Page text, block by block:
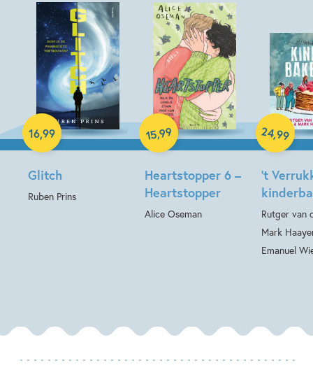
Glitch
Ruben Prins
16,99
Paperback
Heartstopper 6 –
Heartstopper
Alice Oseman
15,99
Paperback
’t
Rutger van
Mark
Emanuel
24,99
Hardcover